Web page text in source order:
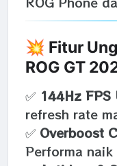
💥 Fitur
ROG GT
✅ 144Hz
refresh rate
✅ Overboost
Performa